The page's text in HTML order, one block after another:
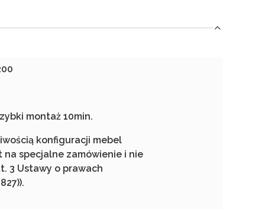
montaż 10min.
konfiguracji mebel
specjalne zamówienie i nie
3 Ustawy o prawach